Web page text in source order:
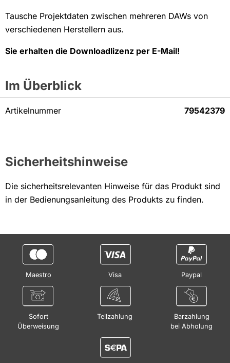
Tausche Projektdaten zwischen mehreren DAWs von
verschiedenen Herstellern aus.
Sie erhalten die Downloadlizenz per E-Mail!
Im Überblick
Artikelnummer 79542379
Sicherheitshinweise
Die sicherheitsrelevanten Hinweise für das Produkt sind
in der Bedienungsanleitung des Produkts zu finden.
Maestro Visa Paypal
Sofort
Überweisung
Teilzahlung
Barzahlung
bei Abholung